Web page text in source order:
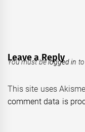
Leave a Reply
You must belogged in
This site uses
comment data is